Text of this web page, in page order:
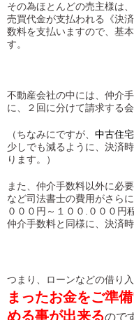
その為ほとんどの売主様は
売買代金が支払われる《決
数料を支払いますので、基
す。
不動産会社の中には、仲介
に、２回に分けて請求する
（ちなみにですが、 中古住
少しでも減るように、決済
ります。）
また、仲介手数料以外に必
など司法書士の費用がさら
０００円～１００.０００円
仲介手数料と同様に、決済
つまり、ローンなどの借り
まったお金をご準
める事が出来るので